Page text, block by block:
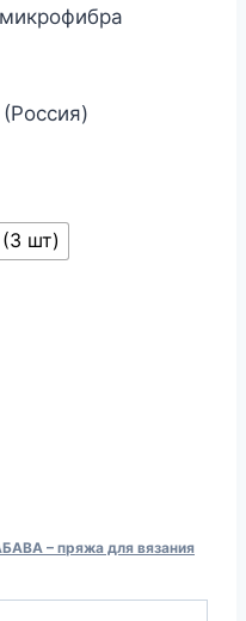
шт)
– пряжа для вязания